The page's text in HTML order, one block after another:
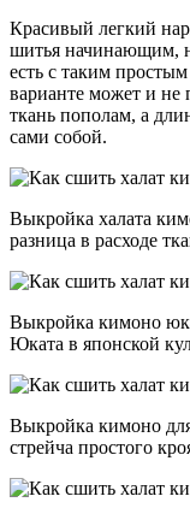
Красивый легкий
шитья начинающим,
есть с таким
варианте может и не
ткань пополам, а
сами собой.
Выкройка халата
разница в расходе
Выкройка кимоно
Юката в японской
Выкройка кимоно
стрейча простого